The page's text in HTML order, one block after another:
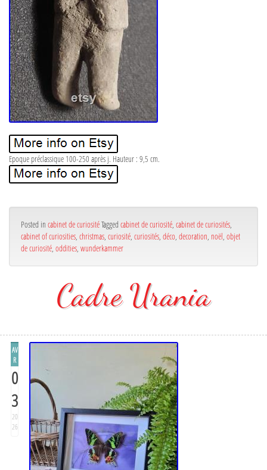
Epoque préclassique 100-250 après j. Hauteur : 9,5 cm.
Posted in cabinet de curiositéTagged cabinet de curiosité, cabinet de curiosités,
cabinet of curiosities, christmas, curiosité, curiosités, déco, decoration, noël, objet
de curiosité, oddities, wunderkammer
Cadre Urania
AV
R
0
3
20
26